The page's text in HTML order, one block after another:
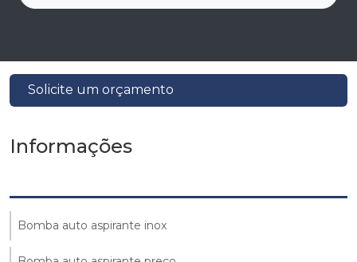
Solicite um orçamento
Informações
Bomba auto aspirante inox